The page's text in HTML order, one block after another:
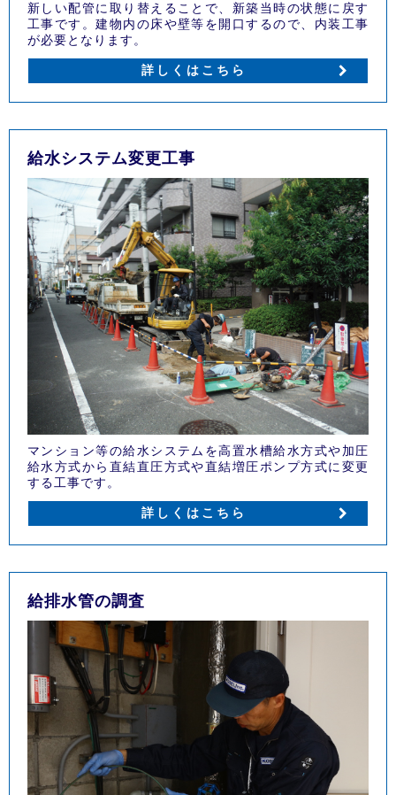
新しい配管に取り替えることで、新築当時の状態に戻す
工事です。建物内の床や壁等を開口するので、内装工事
が必要となります。
詳しくはこちら
給水システム変更工事
マンション等の給水システムを高置水槽給水方式や加圧
給水方式から直結直圧方式や直結増圧ポンプ方式に変更
する工事です。
詳しくはこちら
給排水管の調査